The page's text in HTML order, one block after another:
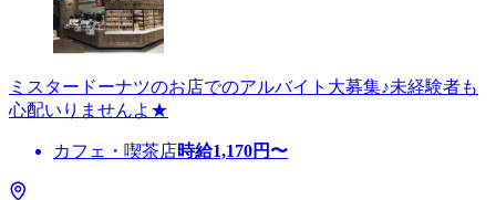
ミスタードーナツのお店でのアルバイト大募集♪未経験者も
心配いりませんよ★
カフェ・喫茶店時給1,170円〜